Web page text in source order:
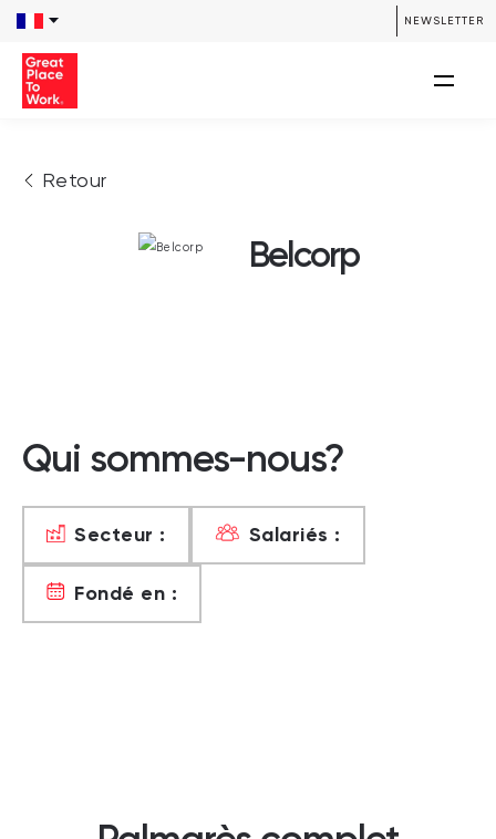
NEWSLETTER
Retour
Belcorp
Qui sommes-nous?
Secteur : Salariés :
Fondé en :